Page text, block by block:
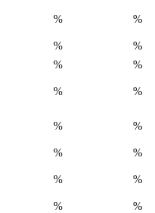
% %
%
%
%
%
% %
% %
%
%
% %
%
%